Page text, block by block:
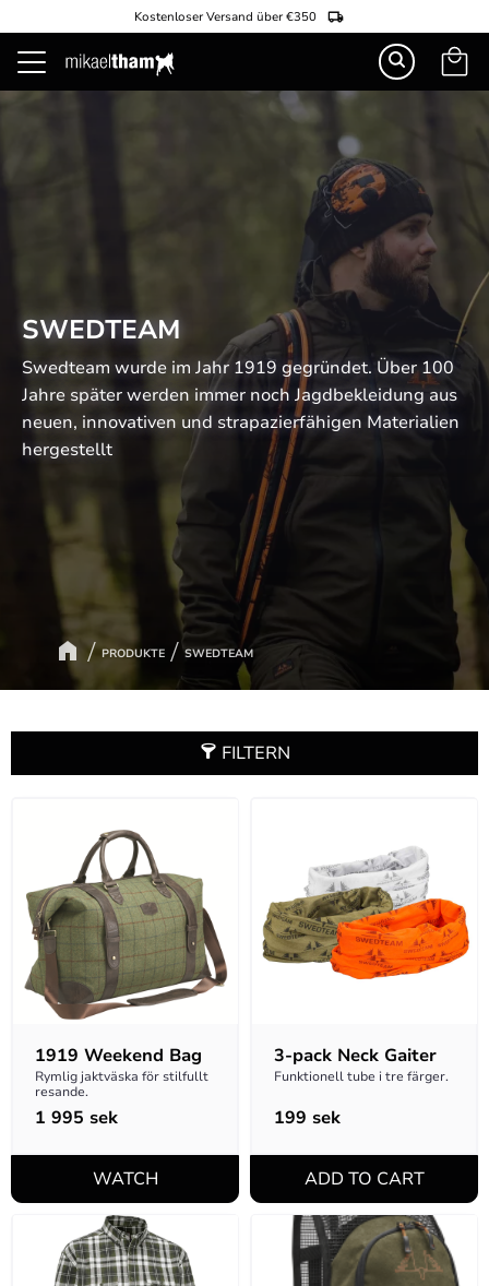
Menü
Kostenloser Versand über €350
PRODUKTE SWEDTEAM
SWEDTEAM
Swedteam wurde im Jahr 1919 gegründet. Über 100
Jahre später werden immer noch Jagdbekleidung aus
neuen, innovativen und strapazierfähigen Materialien
hergestellt
FILTERN
1919 Weekend Bag
Rymlig jaktväska för stilfullt
resande.
1 995 sek
3-pack Neck Gaiter
Funktionell tube i tre färger.
199 sek